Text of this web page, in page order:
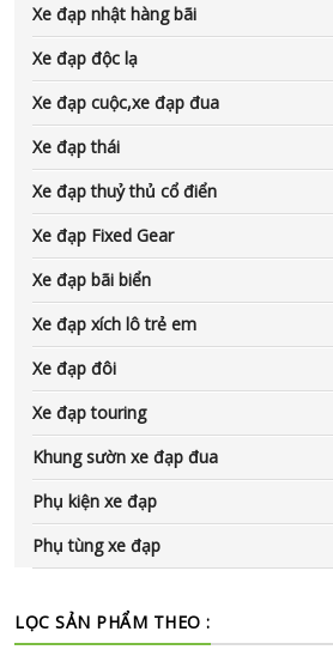
Xe đạp nhật hàng bãi
Xe đạp độc lạ
Xe đạp cuộc,xe đạp đua
Xe đạp thái
Xe đạp thuỷ thủ cổ điển
Xe đạp Fixed Gear
Xe đạp bãi biển
Xe đạp xích lô trẻ em
Xe đạp đôi
Xe đạp touring
Khung sườn xe đạp đua
Phụ kiện xe đạp
Phụ tùng xe đạp
LỌC SẢN PHẨM THEO :